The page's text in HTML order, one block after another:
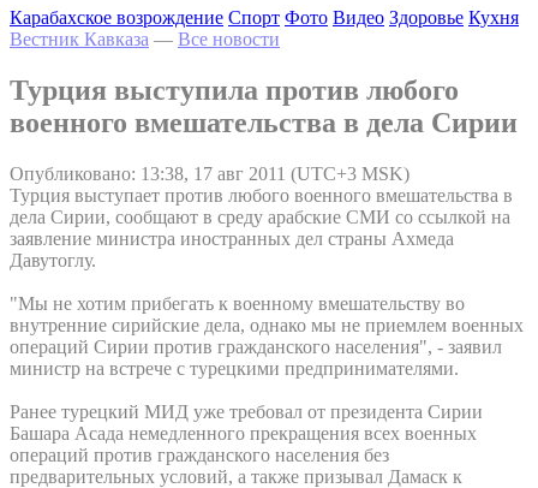
Карабахское возрождение Спорт Фото Видео Здоровье Кухня
Вестник Кавказа — Все новости
Турция выступила против любого
военного вмешательства в дела Сирии
Опубликовано: 13:38, 17 авг 2011 (UTC+3 MSK)
Турция выступает против любого военного вмешательства в
дела Сирии, сообщают в среду арабские СМИ со ссылкой на
заявление министра иностранных дел страны Ахмеда
Давутоглу.
"Мы не хотим прибегать к военному вмешательству во
внутренние сирийские дела, однако мы не приемлем военных
операций Сирии против гражданского населения", - заявил
министр на встрече с турецкими предпринимателями.
Ранее турецкий МИД уже требовал от президента Сирии
Башара Асада немедленного прекращения всех военных
операций против гражданского населения без
предварительных условий, а также призывал Дамаск к